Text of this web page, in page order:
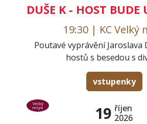
DUŠE K - HOST BUDE
19:30 | KC Velký
Poutavé vyprávění Jaroslava
hostů s besedou s
vstupenky
19 říjen
2026
Velký
mlýn